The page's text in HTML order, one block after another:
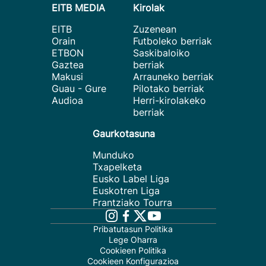
EITB MEDIA
EITB
Orain
ETBON
Gaztea
Makusi
Guau - Gure
Audioa
Kirolak
Zuzenean
Futboleko berriak
Saskibaloiko
berriak
Arrauneko berriak
Pilotako berriak
Herri-kirolakeko
berriak
Gaurkotasuna
Munduko
Txapelketa
Eusko Label Liga
Euskotren Liga
Frantziako Tourra
Pribatutasun Politika
Lege Oharra
Cookieen Politika
Cookieen Konfigurazioa